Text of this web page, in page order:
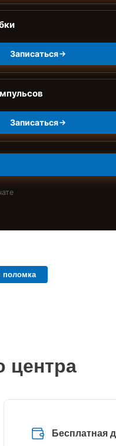
Записаться
Записаться
поломка
центра
Бесплатная